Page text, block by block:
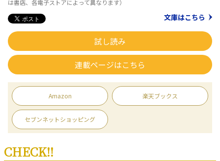
は書店、各電子ストアによって異なります）
文庫はこちら
試し読み
連載ページはこちら
Amazon 楽天ブックス
セブンネットショッピング
CHECK!!